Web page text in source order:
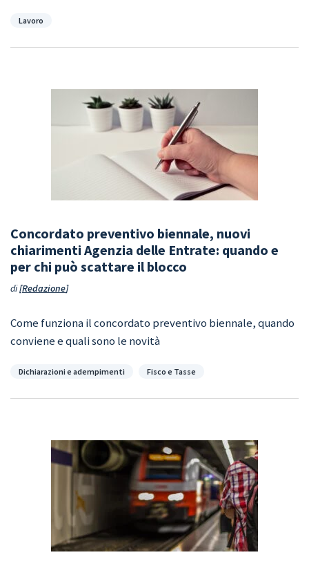
Categorie
Lavoro
Concordato preventivo biennale, nuovi
chiarimenti Agenzia delle Entrate: quando e
per chi può scattare il blocco
di Redazione
Come funziona il concordato preventivo biennale, quando
conviene e quali sono le novità
Categorie
Dichiarazioni e adempimenti Fisco e Tasse